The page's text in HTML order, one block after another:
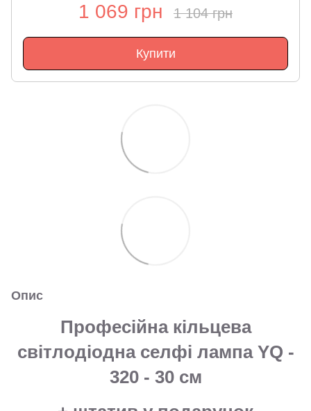
1 069 грн 1 104 грн
Купити
Опис
Професійна кільцева
світлодіодна селфі лампа YQ -
320 - 30 см